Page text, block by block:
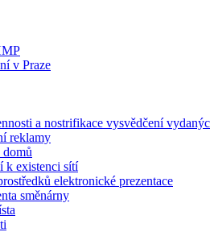
v Praze
a nostrifikace vysvědčení
reklamy
k existenci sítí
elektronické prezentace
směnárny